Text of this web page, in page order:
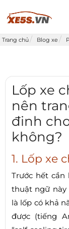
Trang chủ Blog xe
Lốp xe
nên
đinh
không?
1. Lốp xe
Trước hết cần
thuật ngữ
là lốp có khả
được (tiếng